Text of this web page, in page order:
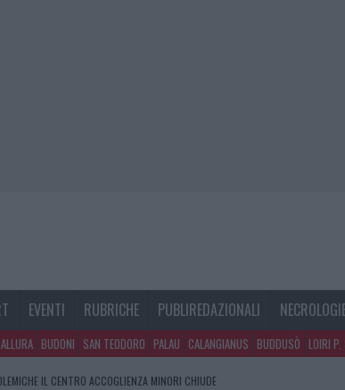
EVENTI RUBRICHE PUBLIREDAZIONALI
BUDONI SAN TEODORO PALAU CALANGIANUS BUDDUSÒ LOIRI P.
IL CENTRO ACCOGLIENZA MINORI CHIUDE